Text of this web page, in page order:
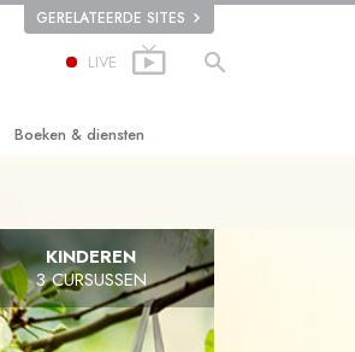
GERELATEERDE SITES
LIVE
Boeken & diensten
KINDEREN
3 CURSUSSEN